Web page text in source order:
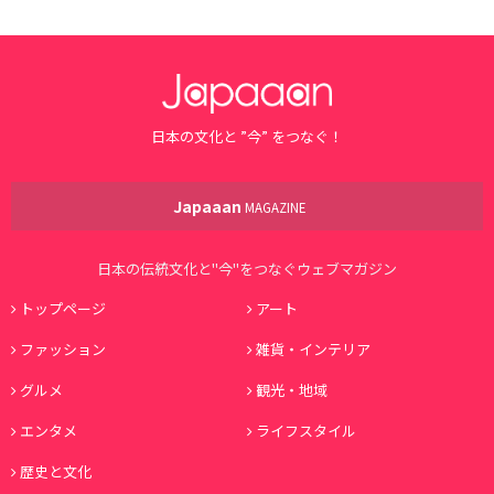
日本の文化と ”今” をつなぐ！
Japaaan MAGAZINE
日本の伝統文化と"今"をつなぐウェブマガジン
トップページ
アート
ファッション
雑貨・インテリア
グルメ
観光・地域
エンタメ
ライフスタイル
歴史と文化